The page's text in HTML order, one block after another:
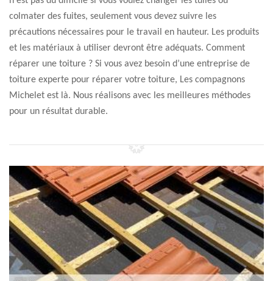
colmater des fuites, seulement vous devez suivre les
précautions nécessaires pour le travail en hauteur. Les produits
et les matériaux à utiliser devront être adéquats. Comment
réparer une toiture ? Si vous avez besoin d’une entreprise de
toiture experte pour réparer votre toiture, Les compagnons
Michelet est là. Nous réalisons avec les meilleures méthodes
pour un résultat durable.